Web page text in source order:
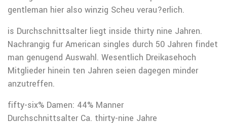
gentleman hier also winzig Scheu verau?erlich.
is Durchschnittsalter liegt inside thirty nine Jahren.
Nachrangig fur American singles durch 50 Jahren findet
man genugend Auswahl. Wesentlich Dreikasehoch
Mitglieder hinein ten Jahren seien dagegen minder
anzutreffen.
fifty-six% Damen: 44% Manner
Durchschnittsalter Ca. thirty-nine Jahre